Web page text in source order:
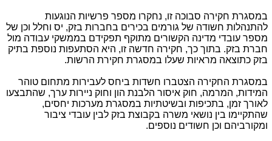
במסגרת חקירה סבוכה זו, נחקרו מספר פרשיות הנוגעות
להתנהלות חשודה של גורמים בכירים בחברות בזק, יס וחלל וכן של
מספר עובדי מדינה הקשורים מתוקף תפקידם בממשקי עבודה מול
חברת בזק. בתוך כך, חקירה חדשה זו, היא הסתעפות נוספת בתיק
בזק כתוצאה מראיות שעלו במסגרת חקירת הרשות.
במסגרת החקירה הצטברו חשדות ביחס לעבירות מתחום טוהר
המידות, המרמה, חוק איסור הלבנת הון וחוק ניירות ערך, שהתבצעו
לאורך זמן, בתכיפות ובשיטתיות במסגרת מערכות יחסים,
שהתקיימו בין נושאי משרה בקבוצת בזק לבין עובדי ציבור
ומקורביהם וכן חשודים נוספים.